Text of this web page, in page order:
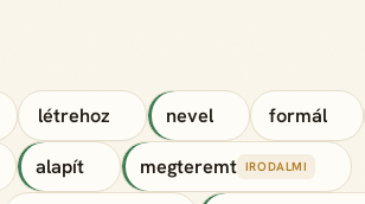
létrehoz nevel formál
alapít megteremt IRODALMI